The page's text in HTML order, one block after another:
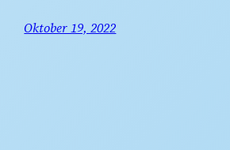
Oktober 19, 2022